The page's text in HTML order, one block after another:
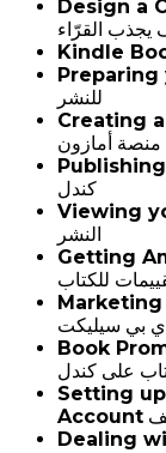
Design a
يجذب القرّاء
Kindle
للنشر
Creating
أمازون
كندل
Viewing
النشر
Getting
للكتاب
بي سيليكت
Book
على كندل
Setting
Account
Dealing